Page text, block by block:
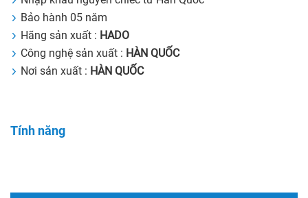
Bảo hành 05 năm
Hãng sản xuất : HADO
Công nghệ sản xuất : HÀN QUỐC
Nơi sản xuất : HÀN QUỐC
Tính năng